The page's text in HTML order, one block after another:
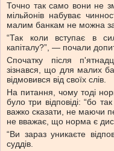
Точно так само вони не
мільйонів набуває
малим банкам не можна
“Так коли вступає в
капіталу?”, — почали
Спочатку після
зізнався, що для малих
відмовився від своїх слів.
На питання, чому тоді
було три відповіді: “бо
важко сказати, не маючи
не вважає, що норма є
“Ви зараз уникаєте
суддів.